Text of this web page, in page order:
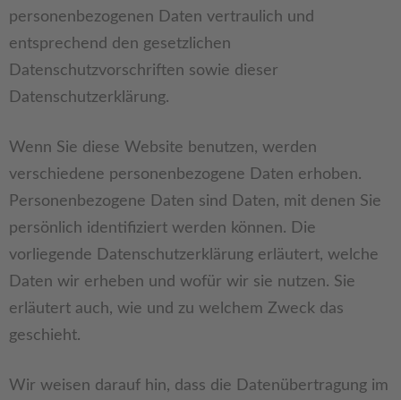
personenbezogenen Daten vertraulich und
entsprechend den gesetzlichen
Datenschutzvorschriften sowie dieser
Datenschutzerklärung.
Wenn Sie diese Website benutzen, werden
verschiedene personenbezogene Daten erhoben.
Personenbezogene Daten sind Daten, mit denen Sie
persönlich identifiziert werden können. Die
vorliegende Datenschutzerklärung erläutert, welche
Daten wir erheben und wofür wir sie nutzen. Sie
erläutert auch, wie und zu welchem Zweck das
geschieht.
Wir weisen darauf hin, dass die Datenübertragung im